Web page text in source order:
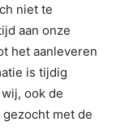
niet te
aan onze
het aanleveren
is tijdig
ook de
met de